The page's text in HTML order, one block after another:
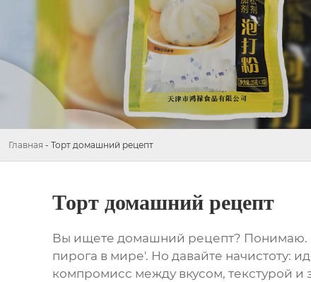
Главная - Торт домашний рецепт
Торт домашний рецепт
Вы ищете домашний рецепт? Понимаю.
пирога в мире'. Но давайте начистоту:
компромисс между вкусом, текстурой и